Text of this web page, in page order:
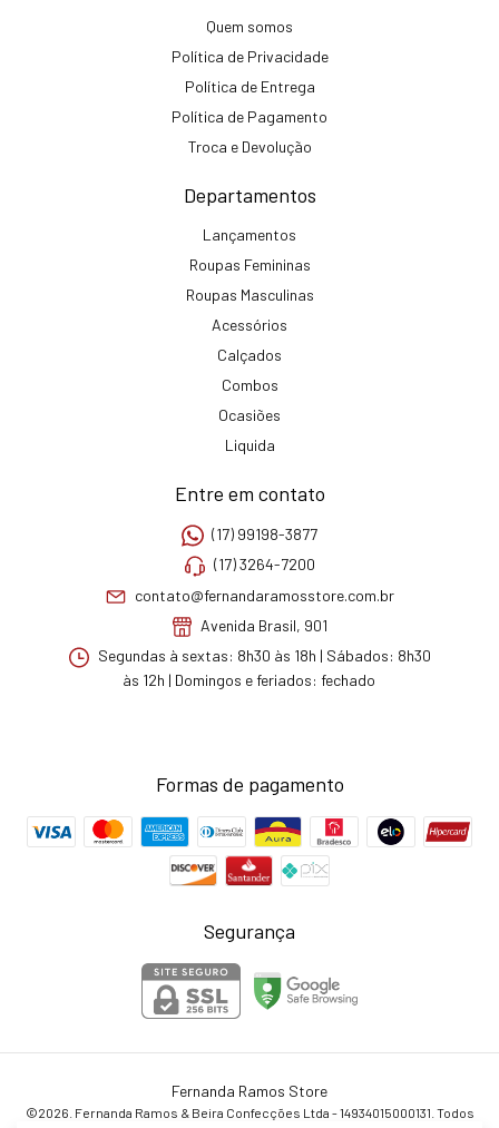
Quem somos
Política de Privacidade
Política de Entrega
Política de Pagamento
Troca e Devolução
Departamentos
Lançamentos
Roupas Femininas
Roupas Masculinas
Acessórios
Calçados
Combos
Ocasiões
Liquida
Entre em contato
(17) 99198-3877
(17) 3264-7200
contato@fernandaramosstore.com.br
Avenida Brasil, 901
Segundas à sextas: 8h30 às 18h | Sábados: 8h30
às 12h | Domingos e feriados: fechado
Formas de pagamento
Segurança
Fernanda Ramos Store
©2026. Fernanda Ramos & Beira Confecções Ltda - 14934015000131. Todos